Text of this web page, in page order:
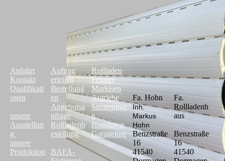
Anfahrt
Kontakt
Qualifikati
onen
unsere
Ausstellun
g
unsere
Produktion
Auftrag
erteilen
Bestellung
en
Angebotsa
nfrage
Rollladenb
estellung
BAFA-
Rollladen
Fenster
Markisen
Antriebe
Steuerunge
n
Haustüren
Garagetore
Fa. Hohn
Inh.
Markus
Hohn
Benzstraße
16
41540
Fa.
Rollladenh
aus
Benzstraße
16
41540